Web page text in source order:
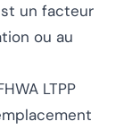
un facteur
ou au
LTPP